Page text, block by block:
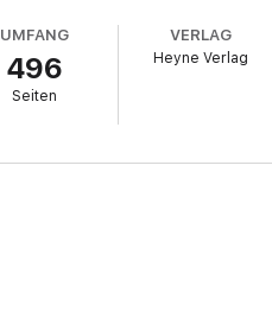
UMFANG
496
Seiten
VERLAG
Heyne Verlag